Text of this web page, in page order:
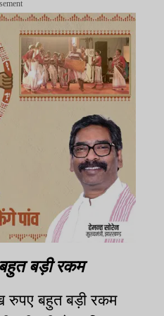
बड़ी रकम
रुपए बहुत बड़ी रकम